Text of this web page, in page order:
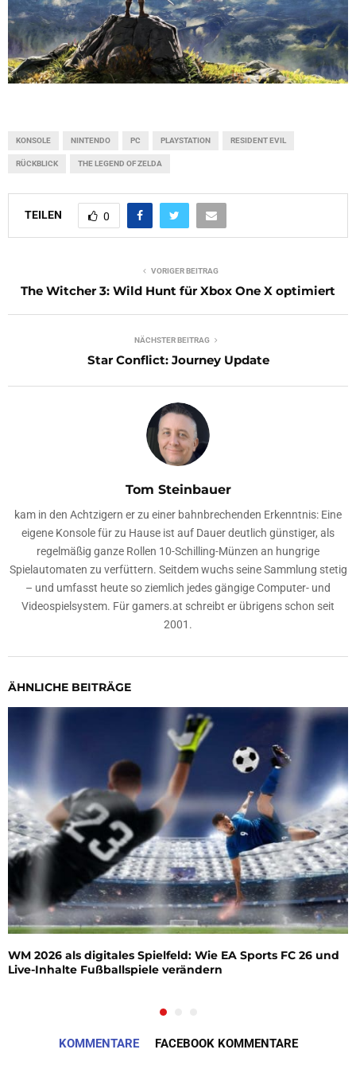
KONSOLE NINTENDO PC PLAYSTATION RESIDENT EVIL
RÜCKBLICK THE LEGEND OF ZELDA
TEILEN 0
VORIGER BEITRAG
The Witcher 3: Wild Hunt für Xbox One X optimiert
NÄCHSTER BEITRAG
Star Conflict: Journey Update
Tom Steinbauer
kam in den Achtzigern er zu einer bahnbrechenden Erkenntnis: Eine
eigene Konsole für zu Hause ist auf Dauer deutlich günstiger, als
regelmäßig ganze Rollen 10-Schilling-Münzen an hungrige
Spielautomaten zu verfüttern. Seitdem wuchs seine Sammlung stetig
– und umfasst heute so ziemlich jedes gängige Computer- und
Videospielsystem. Für gamers.at schreibt er übrigens schon seit
2001.
ÄHNLICHE BEITRÄGE
WM 2026 als digitales Spielfeld: Wie EA Sports FC 26 und
Live-Inhalte Fußballspiele verändern
KOMMENTARE FACEBOOK KOMMENTARE